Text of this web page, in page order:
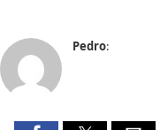
Pedro: